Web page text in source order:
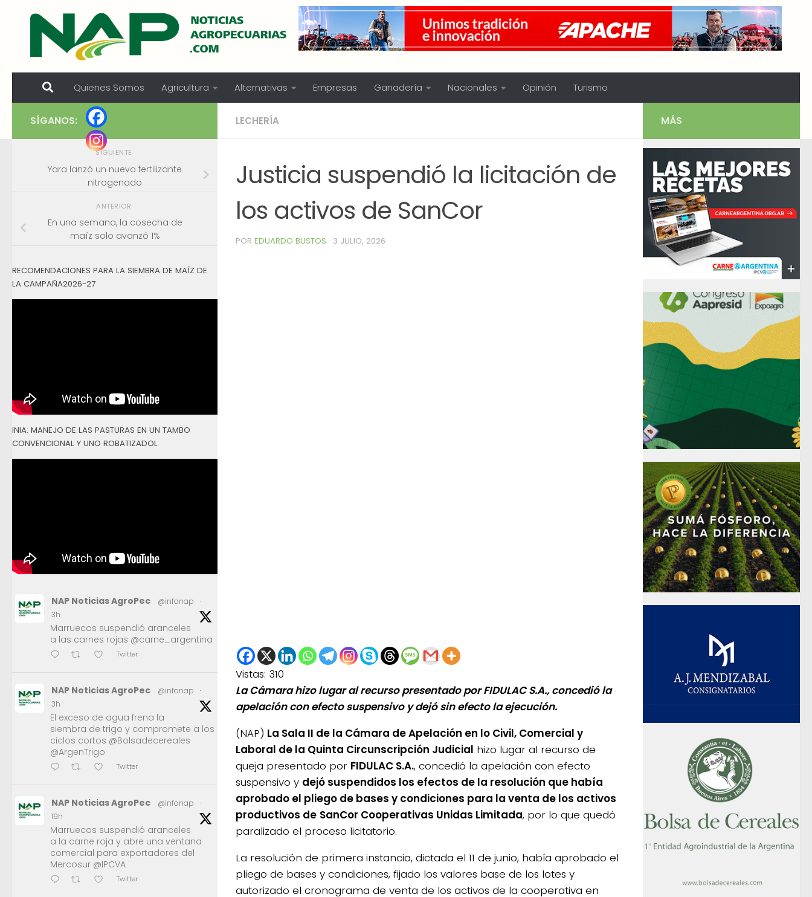
Skip to content
Quienes Somos Agricultura Alternativas Empresas Ganadería Nacionales Opinión Turismo
LECHERÍA
Justicia suspendió la licitación de
los activos de SanCor
POR EDUARDO BUSTOS · 3 JULIO, 2026
Vistas: 310
La Cámara hizo lugar al recurso presentado por FIDULAC S.A., concedió la
apelación con efecto suspensivo y dejó sin efecto la ejecución.
(NAP) La Sala II de la Cámara de Apelación en lo Civil, Comercial y
Laboral de la Quinta Circunscripción Judicial hizo lugar al recurso de
queja presentado por FIDULAC S.A., concedió la apelación con efecto
suspensivo y dejó suspendidos los efectos de la resolución que había
aprobado el pliego de bases y condiciones para la venta de los activos
productivos de SanCor Cooperativas Unidas Limitada, por lo que quedó
paralizado el proceso licitatorio.
La resolución de primera instancia, dictada el 11 de junio, había aprobado el
pliego de bases y condiciones, fijado los valores base de los lotes y
autorizado el cronograma de venta de los activos de la cooperativa en
SÍGANOS:
SIGUIENTE
Yara lanzó un nuevo fertilizante
nitrogenado
ANTERIOR
En una semana, la cosecha de
maíz solo avanzó 1%
RECOMENDACIONES PARA LA SIEMBRA DE MAÍZ DE
LA CAMPAÑA2026-27
INIA: MANEJO DE LAS PASTURAS EN UN TAMBO
CONVENCIONAL Y UNO ROBATIZADOL
NAP Noticias AgroPec @infonap
·
3h
Marruecos suspendió aranceles
a las carnes rojas @carne_argentina
Twitter
NAP Noticias AgroPec @infonap
·
3h
El exceso de agua frena la
siembra de trigo y compromete a los
ciclos cortos @Bolsadecereales
@ArgenTrigo
Twitter
NAP Noticias AgroPec @infonap
·
19h
Marruecos suspendió aranceles
a la carne roja y abre una ventana
comercial para exportadores del
Mercosur @IPCVA
Twitter
MÁS